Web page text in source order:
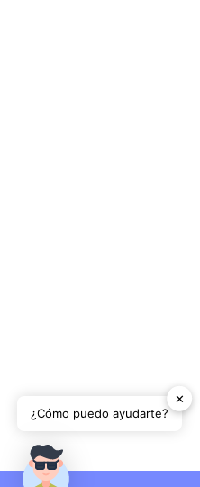
✕
¿Cómo puedo ayudarte?